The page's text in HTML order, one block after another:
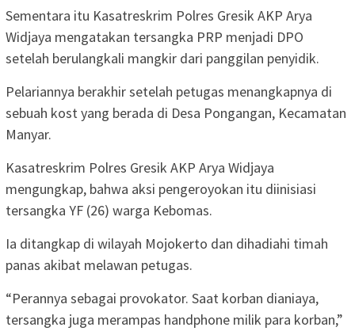
Sementara itu Kasatreskrim Polres Gresik AKP Arya
Widjaya mengatakan tersangka PRP menjadi DPO
setelah berulangkali mangkir dari panggilan penyidik.
Pelariannya berakhir setelah petugas menangkapnya di
sebuah kost yang berada di Desa Pongangan, Kecamatan
Manyar.
Kasatreskrim Polres Gresik AKP Arya Widjaya
mengungkap, bahwa aksi pengeroyokan itu diinisiasi
tersangka YF (26) warga Kebomas.
Ia ditangkap di wilayah Mojokerto dan dihadiahi timah
panas akibat melawan petugas.
“Perannya sebagai provokator. Saat korban dianiaya,
tersangka juga merampas handphone milik para korban,”